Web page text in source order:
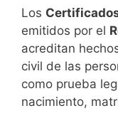
Los
emitidos por el
acreditan
civil de las
como prueba
nacimiento,